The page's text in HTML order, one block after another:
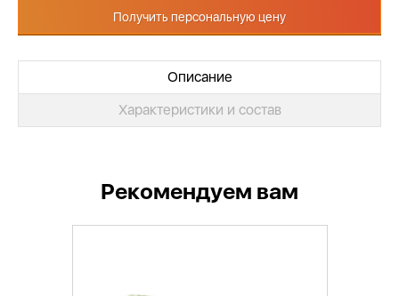
Получить персональную цену
Описание
Характеристики и состав
Рекомендуем вам